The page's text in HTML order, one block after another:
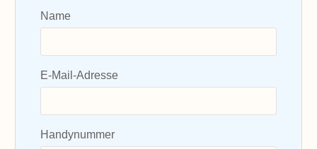
Name
E-Mail-Adresse
Handynummer